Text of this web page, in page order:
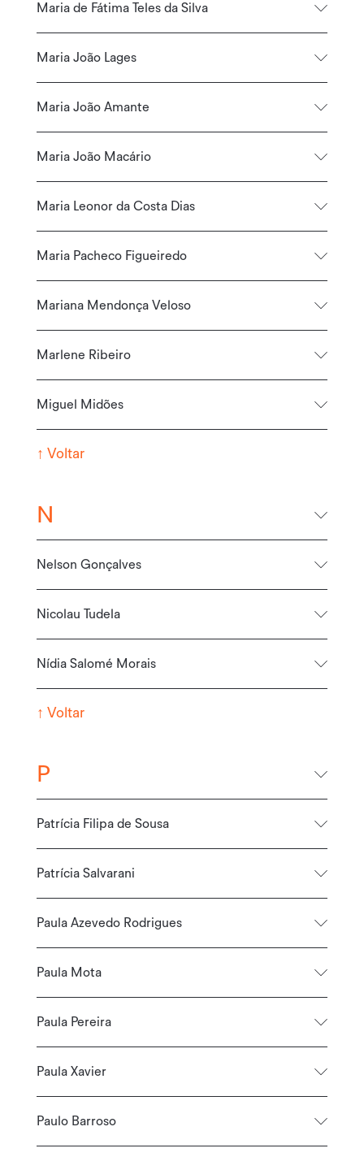
Maria de Fátima Teles da Silva
Maria João Lages
Maria João Amante
Maria João Macário
Maria Leonor da Costa Dias
Maria Pacheco Figueiredo
Mariana Mendonça Veloso
Marlene Ribeiro
Miguel Midões
↑ Voltar
N
Nelson Gonçalves
Nicolau Tudela
Nídia Salomé Morais
↑ Voltar
P
Patrícia Filipa de Sousa
Patrícia Salvarani
Paula Azevedo Rodrigues
Paula Mota
Paula Pereira
Paula Xavier
Paulo Barroso